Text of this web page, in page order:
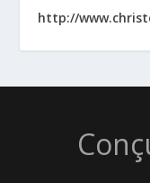
http://